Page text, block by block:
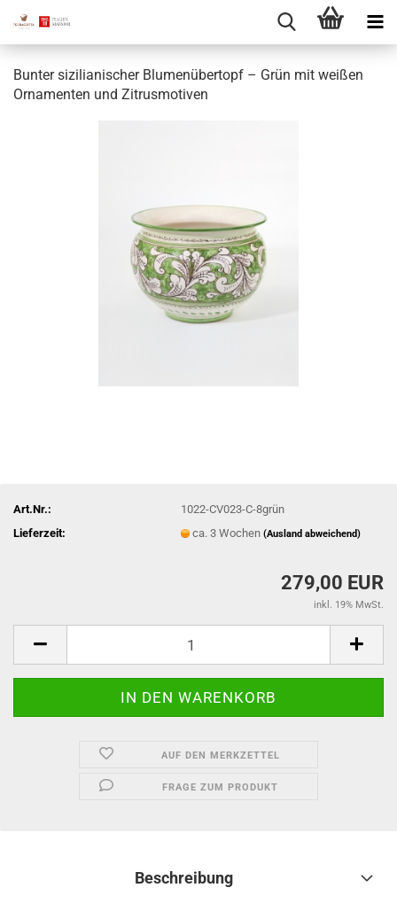
Bunter sizilianischer Blumenübertopf – Grün mit weißen
Ornamenten und Zitrusmotiven
Art.Nr.:
1022-CV023-C-8grün
Lieferzeit:
ca. 3 Wochen(Ausland abweichend)
279,00 EUR
inkl. 19% MwSt.
AUF DEN MERKZETTEL
FRAGE ZUM PRODUKT
Beschreibung